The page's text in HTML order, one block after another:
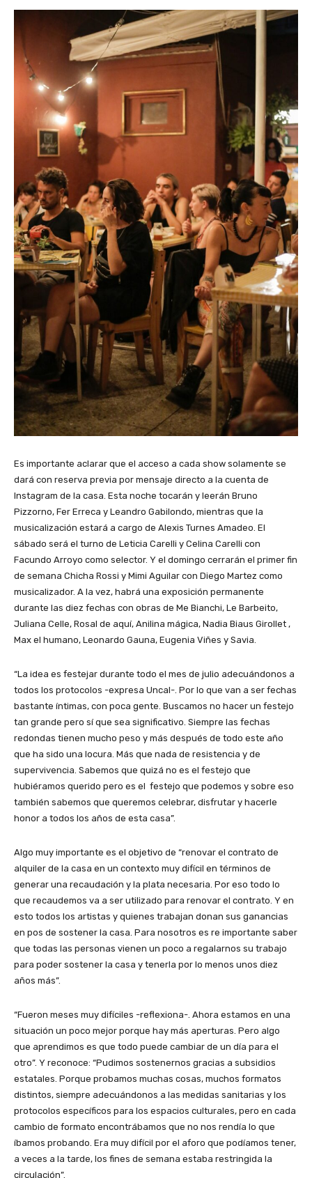
Es importante aclarar que el acceso a cada show solamente se
dará con reserva previa por mensaje directo a la cuenta de
Instagram de la casa. Esta noche tocarán y leerán Bruno
Pizzorno, Fer Erreca y Leandro Gabilondo, mientras que la
musicalización estará a cargo de Alexis Turnes Amadeo. El
sábado será el turno de Leticia Carelli y Celina Carelli con
Facundo Arroyo como selector. Y el domingo cerrarán el primer fin
de semana Chicha Rossi y Mimi Aguilar con Diego Martez como
musicalizador. A la vez, habrá una exposición permanente
durante las diez fechas con obras de Me Bianchi, Le Barbeito,
Juliana Celle, Rosal de aquí, Anilina mágica, Nadia Biaus Girollet ,
Max el humano, Leonardo Gauna, Eugenia Viñes y Savia.
“La idea es festejar durante todo el mes de julio adecuándonos a
todos los protocolos -expresa Uncal-. Por lo que van a ser fechas
bastante íntimas, con poca gente. Buscamos no hacer un festejo
tan grande pero sí que sea significativo. Siempre las fechas
redondas tienen mucho peso y más después de todo este año
que ha sido una locura. Más que nada de resistencia y de
supervivencia. Sabemos que quizá no es el festejo que
hubiéramos querido pero es el festejo que podemos y sobre eso
también sabemos que queremos celebrar, disfrutar y hacerle
honor a todos los años de esta casa”.
Algo muy importante es el objetivo de “renovar el contrato de
alquiler de la casa en un contexto muy difícil en términos de
generar una recaudación y la plata necesaria. Por eso todo lo
que recaudemos va a ser utilizado para renovar el contrato. Y en
esto todos los artistas y quienes trabajan donan sus ganancias
en pos de sostener la casa. Para nosotros es re importante saber
que todas las personas vienen un poco a regalarnos su trabajo
para poder sostener la casa y tenerla por lo menos unos diez
años más”.
“Fueron meses muy difíciles -reflexiona-. Ahora estamos en una
situación un poco mejor porque hay más aperturas. Pero algo
que aprendimos es que todo puede cambiar de un día para el
otro”. Y reconoce: “Pudimos sostenernos gracias a subsidios
estatales. Porque probamos muchas cosas, muchos formatos
distintos, siempre adecuándonos a las medidas sanitarias y los
protocolos específicos para los espacios culturales, pero en cada
cambio de formato encontrábamos que no nos rendía lo que
íbamos probando. Era muy difícil por el aforo que podíamos tener,
a veces a la tarde, los fines de semana estaba restringida la
circulación”.